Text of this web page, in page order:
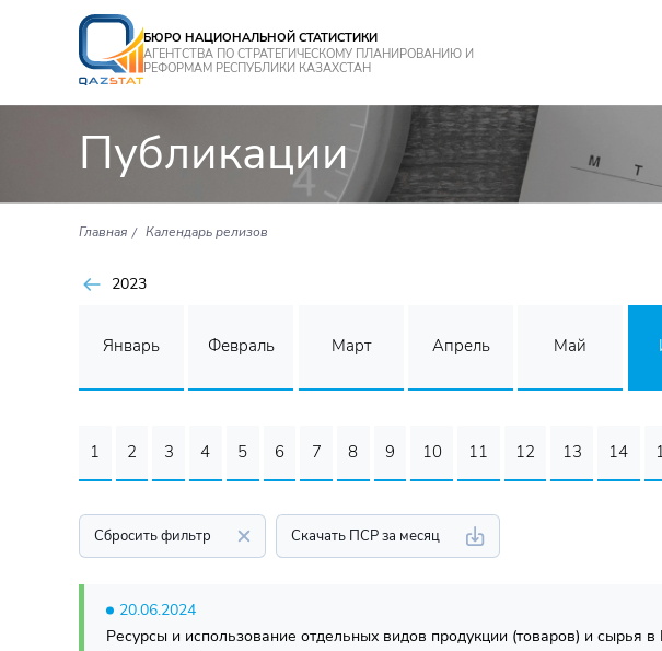
БЮРО НАЦИОНАЛЬНОЙ СТАТИСТИКИ
АГЕНТСТВА ПО СТРАТЕГИЧЕСКОМУ ПЛАНИРОВАНИЮ И
РЕФОРМАМ РЕСПУБЛИКИ КАЗАХСТАН
Публикации
Главная Календарь релизов
2023
Январь Февраль Март Апрель Май
1 2 3 4 5 6 7 8 9 10 11 12 13 14
Сбросить фильтр Скачать ПСР за месяц
20.06.2024
Ресурсы и использование отдельных видов продукции (товаров) и сырья